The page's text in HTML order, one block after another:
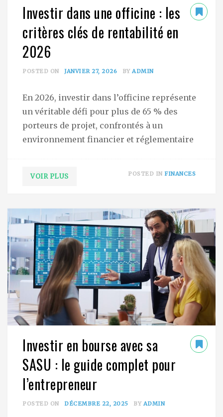
Investir dans une officine : les
critères clés de rentabilité en
2026
POSTED ON JANVIER 27, 2026 BY ADMIN
En 2026, investir dans l’officine représente
un véritable défi pour plus de 65 % des
porteurs de projet, confrontés à un
environnement financier et réglementaire
VOIR PLUS POSTED IN FINANCES
Investir en bourse avec sa
SASU : le guide complet pour
l’entrepreneur
POSTED ON DÉCEMBRE 22, 2025 BY ADMIN